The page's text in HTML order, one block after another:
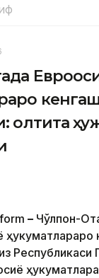
олтита
– Чўлпон-
ҳукуматлараро